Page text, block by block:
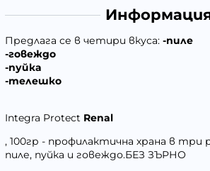
Предлага се в четири вкуса: -пиле
-говеждо
-пуйка
-телешко
Integra Protect Renal
, 100гр - профилактична храна в три
пиле, пуйка и говеждо.БЕЗ ЗЪРНО